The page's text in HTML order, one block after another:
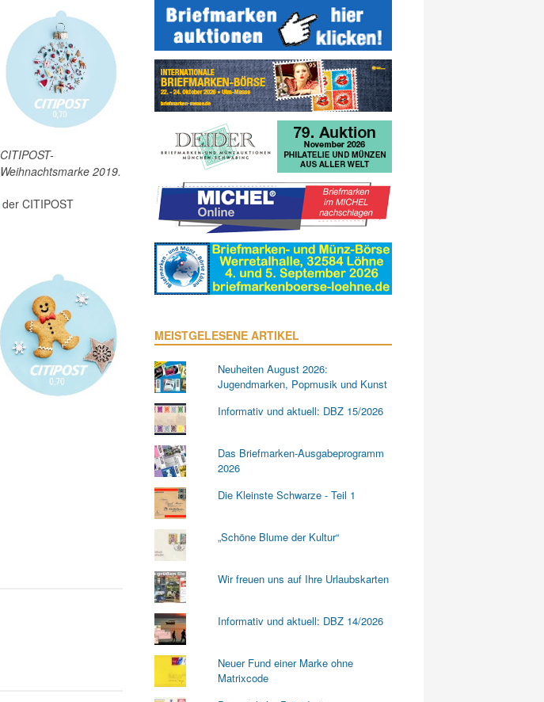
CITIPOST-
Weihnachtsmarke 2019.
der CITIPOST
MEISTGELESENE ARTIKEL
Neuheiten August 2026:
Jugendmarken, Popmusik und Kunst
Informativ und aktuell: DBZ 15/2026
Das Briefmarken-Ausgabeprogramm
2026
Die Kleinste Schwarze - Teil 1
„Schöne Blume der Kultur“
Wir freuen uns auf Ihre Urlaubskarten
Informativ und aktuell: DBZ 14/2026
Neuer Fund einer Marke ohne
Matrixcode